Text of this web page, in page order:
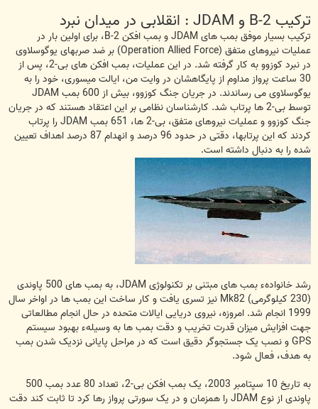
ترکیب B-2 و JDAM : انقلابی در میدان نبرد
ترکیب بسیار موفق بمب های JDAM و بمب افکن B-2، برای اولین بار در
عملیات نیروهای متفق (Operation Allied Force) بر ضد صربهای یوگوسلاوی
در نبرد کوزوو به کار گرفته شد. در این عملیات، بمب افکن های بی-2، پس از
30 ساعت پرواز مداوم از پایگاهشان در وایت من، ایالت میسوری، خود را به
یوگوسلاوی می رساندند. در جریان جنگ کوزوو، بیش از 600 بمب JDAM
توسط بی-2 ها پرتاب شد. کارشناسان نظامی بر این اعتقاد هستند که در جریان
جنگ کوزوو و عملیات نیروهای متفق، بی-2 ها، 651 بمب JDAM را پرتاب
کردند که این پرتابها، دقتی در حدود 96 درصد و انهدام 87 درصد اهداف تعیین
شده را به دنبال داشته است.
رشد خانوادهء بمب های مبتنی بر تکنولوژی JDAM، به بمب های 500 پاوندی
(230 کیلوگرمی) Mk82 نیز تسری یافت و کار ساخت این بمب ها در اواخر سال
1999 انجام شد. امروزه، نیروی دریایی ایالات متحده در حال انجام مطالعاتی
جهت افزایش میزان قدرت تخریب و دقت بمب ها به وسیلهء بهبود سیستم
GPS و نصب یک جستجوگر دقیق است که در مراحل پایانی نزدیک شدن بمب
به هدف، فعال شود.
به تاریخ 10 سپتامبر 2003، یک بمب افکن بی-2، تعداد 80 عدد بمب 500
پاوندی از نوع JDAM را همزمان و در یک سورتی پرواز رها کرد تا ثابت کند دقت